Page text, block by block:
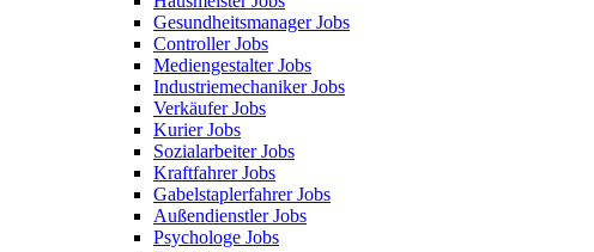
Gesundheitsmanager Jobs
Controller Jobs
Mediengestalter Jobs
Industriemechaniker Jobs
Verkäufer Jobs
Kurier Jobs
Sozialarbeiter Jobs
Kraftfahrer Jobs
Gabelstaplerfahrer Jobs
Außendienstler Jobs
Psychologe Jobs